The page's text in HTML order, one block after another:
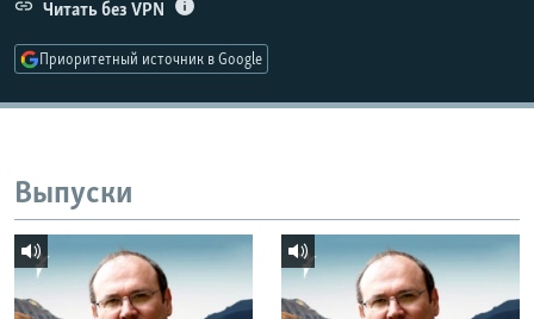
Читать без VPN
Приоритетный источник в Google
Выпуски